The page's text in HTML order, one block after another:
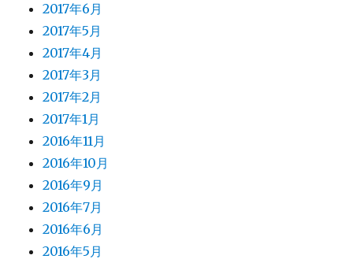
2017年6月
2017年5月
2017年4月
2017年3月
2017年2月
2017年1月
2016年11月
2016年10月
2016年9月
2016年7月
2016年6月
2016年5月